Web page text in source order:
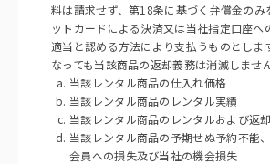
料は請求せず、第18条に基づく弁償金のみ
ットカードによる決済又は当社指定口座へ
適当と認める方法により支払うものとしま
なっても当該商品の返却義務は消滅しません
当該レンタル商品の仕入れ価格
当該レンタル商品のレンタル実績
当該レンタル商品のレンタルおよび返
当該レンタル商品の予期せぬ予約不能
会員への損失及び当社の機会損失